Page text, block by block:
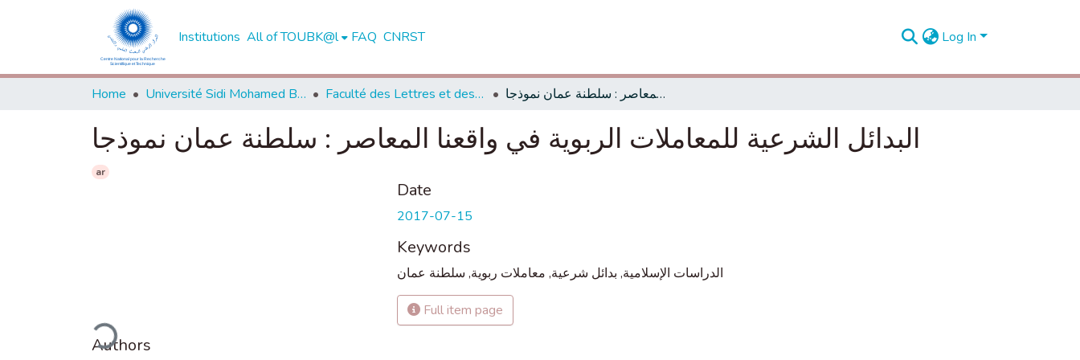
Institutions All of TOUBK@l FAQ CNRST Log In
Home Université Sidi Mohamed Ben Abdellah de Fès Faculté des Lettres et des Sciences Humaines - Saïs - Fès البدائل الشرعية للمعاملات الربوية في واقعنا المعاصر : سلطنة عمان نموذجا
البدائل الشرعية للمعاملات الربوية في واقعنا المعاصر : سلطنة عمان نموذجا
ar
Loading...
Authors
Date
2017-07-15
Keywords
الدراسات الإسلامية, بدائل شرعية, معاملات ربوية, سلطنة عمان
Full item page